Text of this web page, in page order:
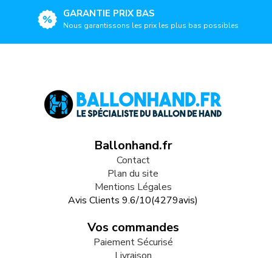
GARANTIE PRIX BAS
Nous garantissons les prix les plus bas possibles
Ballonhand.fr
Contact
Plan du site
Mentions Légales
Avis Clients 9.6/10(4279avis)
Vos commandes
Paiement Sécurisé